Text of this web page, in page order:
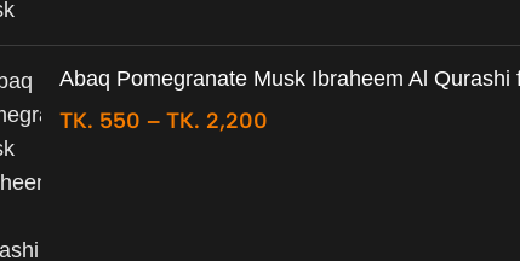
Abaq Pomegranate Musk Ibraheem Al Qurashi
TK. 550 – TK. 2,200